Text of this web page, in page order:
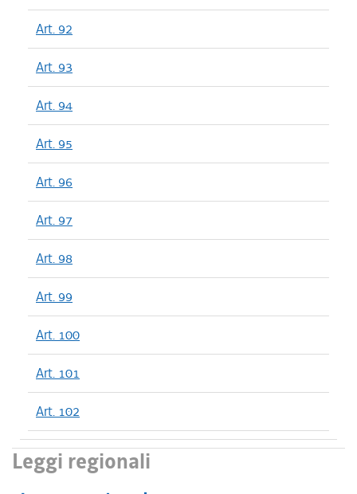
Art. 92
Art. 93
Art. 94
Art. 95
Art. 96
Art. 97
Art. 98
Art. 99
Art. 100
Art. 101
Art. 102
Leggi regionali